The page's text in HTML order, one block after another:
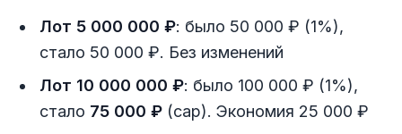
Лот 5 000 000 ₽: было 50 000 ₽ (1%),
стало 50 000 ₽. Без изменений
Лот 10 000 000 ₽: было 100 000 ₽ (1%),
стало 75 000 ₽ (cap). Экономия 25 000 ₽